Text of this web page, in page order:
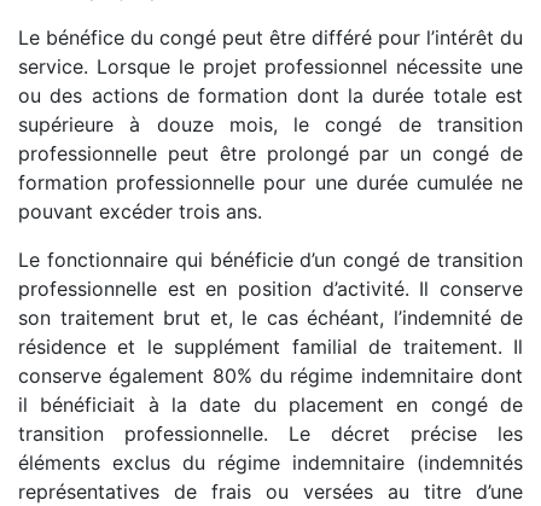
Le bénéfice du congé peut être différé pour l’intérêt du
service. Lorsque le projet professionnel nécessite une
ou des actions de formation dont la durée totale est
supérieure à douze mois, le congé de transition
professionnelle peut être prolongé par un congé de
formation professionnelle pour une durée cumulée ne
pouvant excéder trois ans.
Le fonctionnaire qui bénéficie d’un congé de transition
professionnelle est en position d’activité. Il conserve
son traitement brut et, le cas échéant, l’indemnité de
résidence et le supplément familial de traitement. Il
conserve également 80% du régime indemnitaire dont
il bénéficiait à la date du placement en congé de
transition professionnelle. Le décret précise les
éléments exclus du régime indemnitaire (indemnités
représentatives de frais ou versées au titre d’une